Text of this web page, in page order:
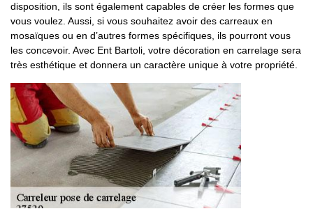
disposition, ils sont également capables de créer les formes que
vous voulez. Aussi, si vous souhaitez avoir des carreaux en
mosaïques ou en d’autres formes spécifiques, ils pourront vous
les concevoir. Avec Ent Bartoli, votre décoration en carrelage sera
très esthétique et donnera un caractère unique à votre propriété.